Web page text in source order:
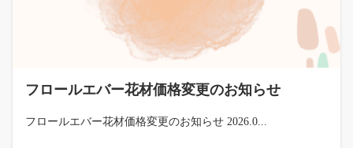
フロールエバー花材価格変更のお知らせ
フロールエバー花材価格変更のお知らせ 2026.0...